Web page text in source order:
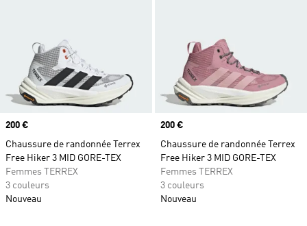
Prix
200 €
Chaussure de randonnée Terrex
Free Hiker 3 MID GORE-TEX
Femmes TERREX
3 couleurs
Nouveau
Prix
200 €
Chaussure de randonnée Terrex
Free Hiker 3 MID GORE-TEX
Femmes TERREX
3 couleurs
Nouveau